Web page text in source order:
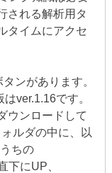
される解析用タ
タイムにアクセ
ンがあります。
ver.1.16です。
ウンロードして
ルダの中に、以
ちの
下にUP、